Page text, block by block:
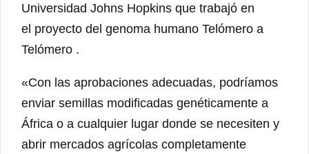
Universidad Johns Hopkins que trabajó en
el proyecto del genoma humano Telómero a
Telómero .
«Con las aprobaciones adecuadas, podríamos
enviar semillas modificadas genéticamente a
África o a cualquier lugar donde se necesiten y
abrir mercados agrícolas completamente